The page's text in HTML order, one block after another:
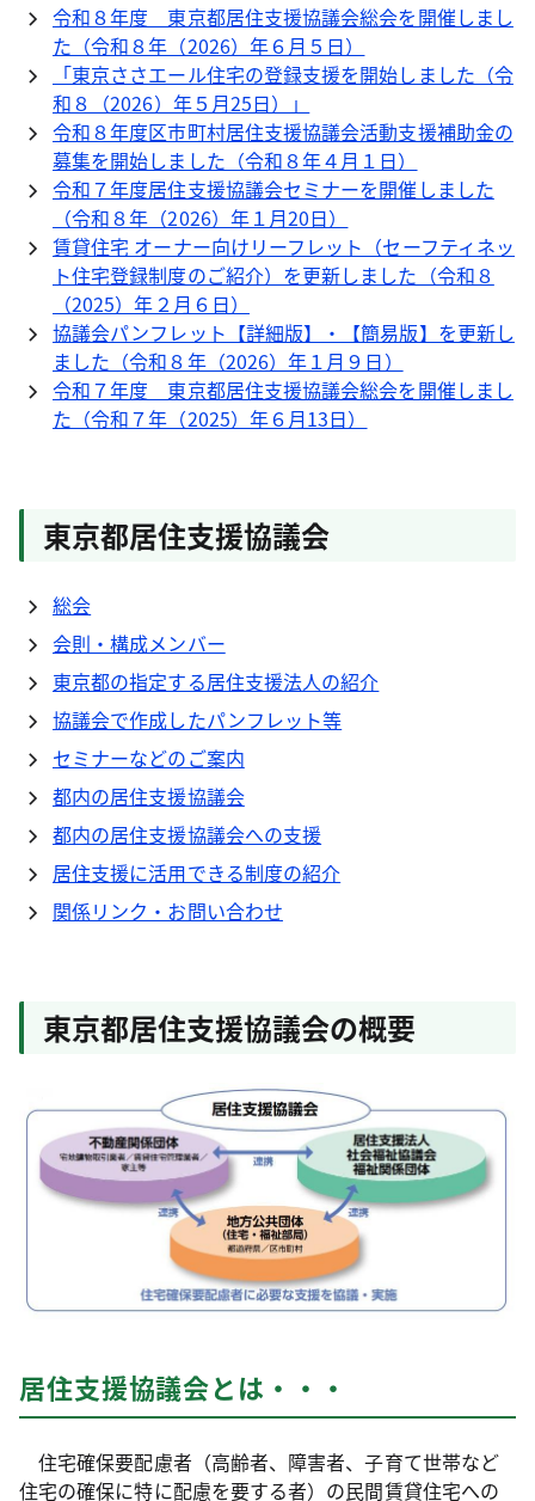
令和８年度 東京都居住支援協議会総会を開催しまし
た（令和８年（2026）年６月５日）
「東京ささエール住宅の登録支援を開始しました（令
和８（2026）年５月25日）」
令和８年度区市町村居住支援協議会活動支援補助金の
募集を開始しました（令和８年４月１日）
令和７年度居住支援協議会セミナーを開催しました
（令和８年（2026）年１月20日）
賃貸住宅 オーナー向けリーフレット（セーフティネッ
ト住宅登録制度のご紹介）を更新しました（令和８
（2025）年２月６日）
協議会パンフレット【詳細版】・【簡易版】を更新し
ました（令和８年（2026）年１月９日）
令和７年度 東京都居住支援協議会総会を開催しまし
た（令和７年（2025）年６月13日）
東京都居住支援協議会
総会
会則・構成メンバー
東京都の指定する居住支援法人の紹介
協議会で作成したパンフレット等
セミナーなどのご案内
都内の居住支援協議会
都内の居住支援協議会への支援
居住支援に活用できる制度の紹介
関係リンク・お問い合わせ
東京都居住支援協議会の概要
居住支援協議会とは・・・
住宅確保要配慮者（高齢者、障害者、子育て世帯など
住宅の確保に特に配慮を要する者）の民間賃貸住宅への